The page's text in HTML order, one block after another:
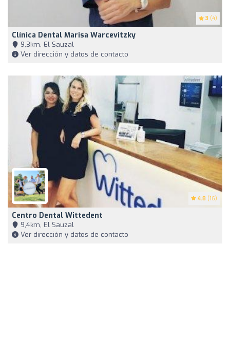
3 (4)
Clínica Dental Marisa Warcevitzky
9,3km, El Sauzal
Ver dirección y datos de contacto
4.8 (16)
Centro Dental Wittedent
9,4km, El Sauzal
Ver dirección y datos de contacto